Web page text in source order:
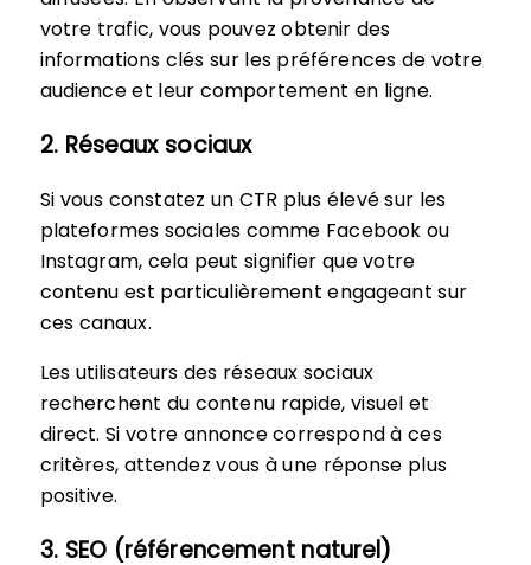
votre trafic, vous pouvez obtenir des
informations clés sur les préférences de votre
audience et leur comportement en ligne.
2. Réseaux sociaux
Si vous constatez un CTR plus élevé sur les
plateformes sociales comme Facebook ou
Instagram, cela peut signifier que votre
contenu est particulièrement engageant sur
ces canaux.
Les utilisateurs des réseaux sociaux
recherchent du contenu rapide, visuel et
direct. Si votre annonce correspond à ces
critères, attendez vous à une réponse plus
positive.
3. SEO (référencement naturel)